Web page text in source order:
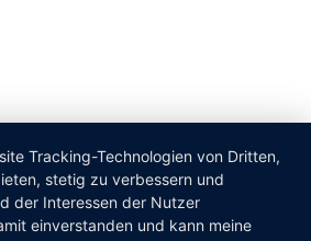
Tracking-Technologien von Dritten,
stetig zu verbessern und
der Interessen der Nutzer
einverstanden und kann meine